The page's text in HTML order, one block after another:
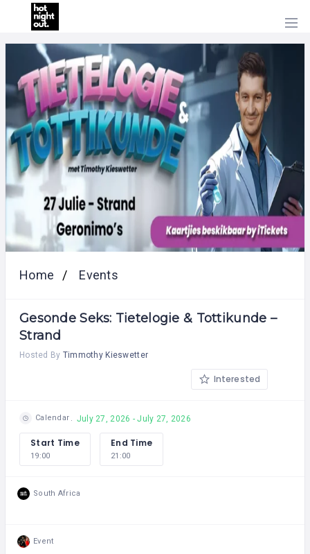
HOME
PRICING
ABOUT
US
CONTACT
US
Home Events
Gesonde Seks: Tietelogie & Tottikunde –
Strand
Hosted By Timmothy Kieswetter
Interested
Calendar July 27, 2026 - July 27, 2026
Start Time
19:00
End Time
21:00
South Africa
Event